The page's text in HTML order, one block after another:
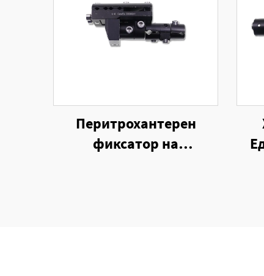
Перитрохантерен
фиксатор на